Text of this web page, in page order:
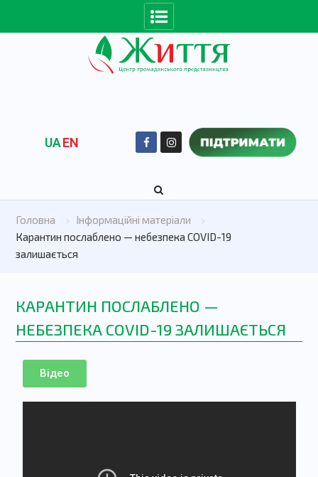
UAEN
Головна
Інформаційні матеріали
Карантин послаблено — небезпека COVID-19
залишається
КАРАНТИН ПОСЛАБЛЕНО —
НЕБЕЗПЕКА COVID-19 ЗАЛИШАЄТЬСЯ
Відео